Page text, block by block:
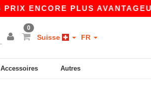
PLUS AVANTAGEUX
0
Suisse FR
Accessoires Autres